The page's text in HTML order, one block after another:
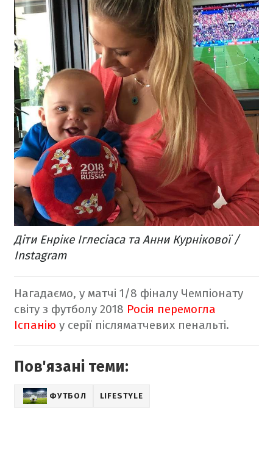
Діти Енріке Іглесіаса та Анни Курнікової /
Instagram
Нагадаємо, у матчі 1/8 фіналу Чемпіонату
світу з футболу 2018 Росія перемогла
Іспанію у серії післяматчевих пенальті.
Пов'язані теми:
ФУТБОЛ LIFESTYLE